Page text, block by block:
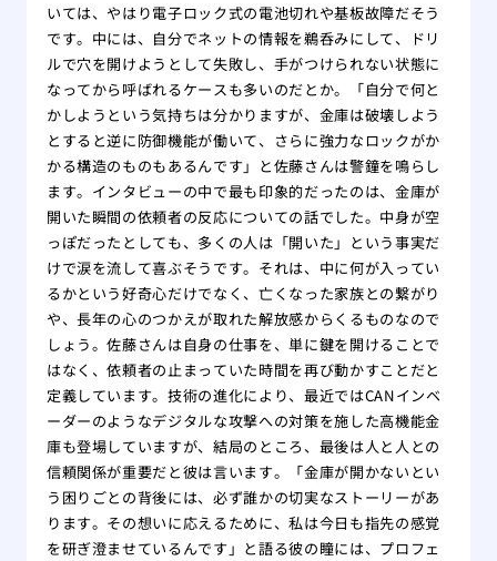
いては、やはり電子ロック式の電池切れや基板故障だそう
です。中には、自分でネットの情報を鵜呑みにして、ドリ
ルで穴を開けようとして失敗し、手がつけられない状態に
なってから呼ばれるケースも多いのだとか。「自分で何と
かしようという気持ちは分かりますが、金庫は破壊しよう
とすると逆に防御機能が働いて、さらに強力なロックがか
かる構造のものもあるんです」と佐藤さんは警鐘を鳴らし
ます。インタビューの中で最も印象的だったのは、金庫が
開いた瞬間の依頼者の反応についての話でした。中身が空
っぽだったとしても、多くの人は「開いた」という事実だ
けで涙を流して喜ぶそうです。それは、中に何が入ってい
るかという好奇心だけでなく、亡くなった家族との繋がり
や、長年の心のつかえが取れた解放感からくるものなので
しょう。佐藤さんは自身の仕事を、単に鍵を開けることで
はなく、依頼者の止まっていた時間を再び動かすことだと
定義しています。技術の進化により、最近ではCANインベ
ーダーのようなデジタルな攻撃への対策を施した高機能金
庫も登場していますが、結局のところ、最後は人と人との
信頼関係が重要だと彼は言います。「金庫が開かないとい
う困りごとの背後には、必ず誰かの切実なストーリーがあ
ります。その想いに応えるために、私は今日も指先の感覚
を研ぎ澄ませているんです」と語る彼の瞳には、プロフェ